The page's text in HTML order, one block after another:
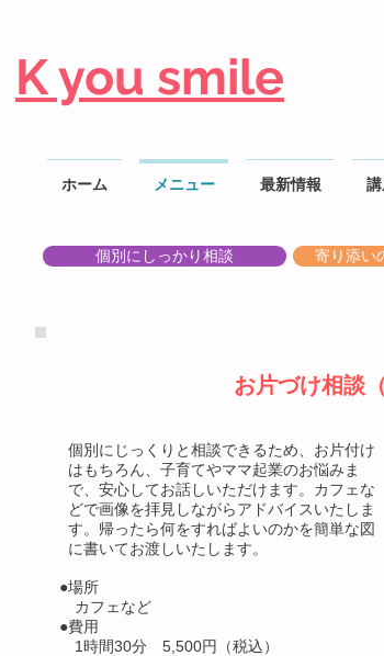
K you smile
ホーム メニュー 最新情報
個別にしっかり相談 寄り添い
お片づけ相談
個別にじっくりと相談できるため、お片付け
はもちろん、子育てやママ起業のお悩みま
で、安心してお話しいただけます。カフェな
どで画像を拝見しながらアドバイスいたしま
す。帰ったら何をすればよいのかを簡単な図
に書いてお渡しいたします。
●場所
カフェなど
●費用
1時間30分 5,500円（税込）